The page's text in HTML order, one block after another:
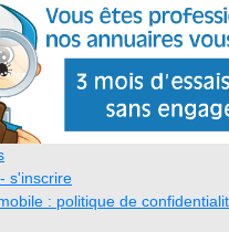
s'inscrire
: politique de